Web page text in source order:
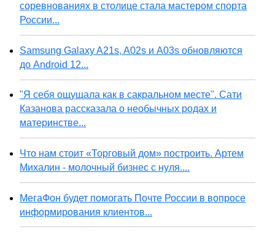
соревнованиях в столице стала мастером спорта
России...
Samsung Galaxy A21s, A02s и A03s обновляются
до Android 12...
"Я себя ощущала как в сакральном месте". Сати
Казанова рассказала о необычных родах и
материнстве...
Что нам стоит «Торговый дом» построить. Артем
Михалин - молочный бизнес с нуля....
МегаФон будет помогать Почте России в вопросе
информирования клиентов...